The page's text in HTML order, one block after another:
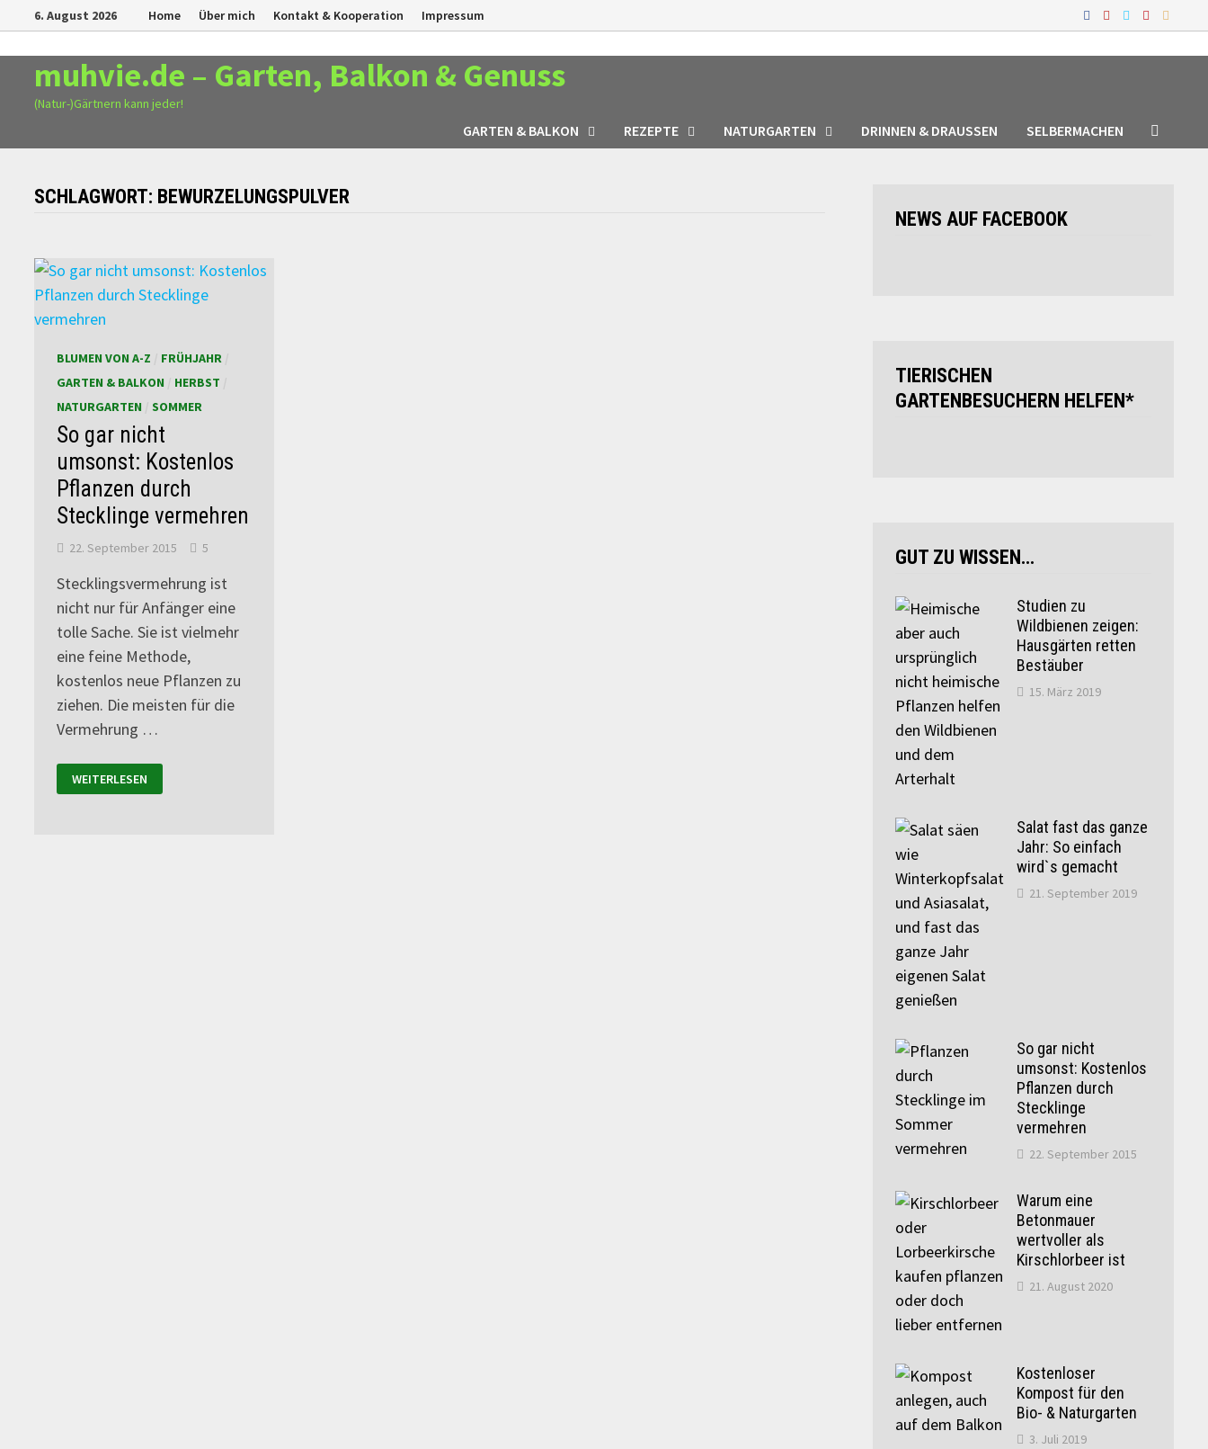
Zurück
zum
Inhalt
6. August 2026 Home Über mich Kontakt & Kooperation Impressum
muhvie.de – Garten, Balkon & Genuss
(Natur-)Gärtnern kann jeder!
GARTEN & BALKON REZEPTE NATURGARTEN DRINNEN & DRAUSSEN SELBERMACHEN
SCHLAGWORT: BEWURZELUNGSPULVER
BLUMEN VON A-Z FRÜHJAHR
GARTEN & BALKON
HERBST
NATURGARTEN /SOMMER
So gar nicht
umsonst: Kostenlos
Pflanzen durch
Stecklinge vermehren
22. September 2015 5
Stecklingsvermehrung ist
nicht nur für Anfänger eine
tolle Sache. Sie ist vielmehr
eine feine Methode,
kostenlos neue Pflanzen zu
ziehen. Die meisten für die
Vermehrung …
WEITERLESEN
NEWS AUF FACEBOOK
TIERISCHEN
GARTENBESUCHERN HELFEN*
GUT ZU WISSEN…
Studien zu
Wildbienen zeigen:
Hausgärten retten
Bestäuber
15. März 2019
Salat fast das ganze
Jahr: So einfach
wird`s gemacht
21. September 2019
So gar nicht
umsonst: Kostenlos
Pflanzen durch
Stecklinge
vermehren
22. September 2015
Warum eine
Betonmauer
wertvoller als
Kirschlorbeer ist
21. August 2020
Kostenloser
Kompost für den
Bio- & Naturgarten
3. Juli 2019